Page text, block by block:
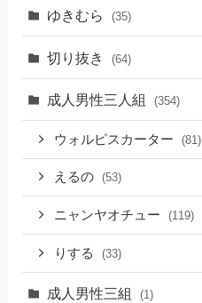
ゆきむら (35)
切り抜き (64)
成人男性三人組 (354)
ウォルピスカーター (81)
えるの (53)
ニャンヤオチュー (119)
りする (33)
成人男性三組 (1)